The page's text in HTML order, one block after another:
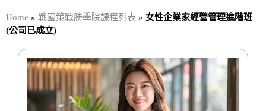
Home » 戰國策戰勝學院課程列表 » 女性企業家經營管理進階班
(公司已成立)